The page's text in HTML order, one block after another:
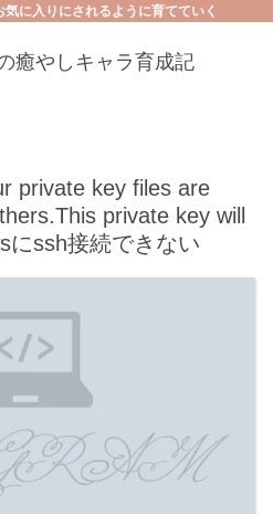
に入りにされるように育てていく
癒やしキャラ育成記
private key files are
private key will
にssh接続できない